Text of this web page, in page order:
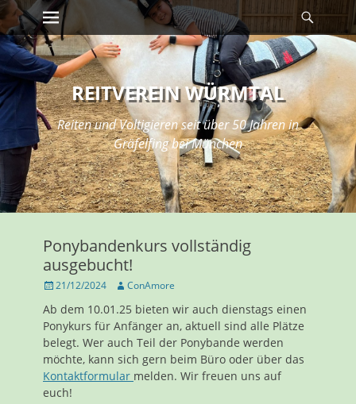
Zum
Inhalt:
Erstes Menü
REITVEREIN WÜRMTAL
Reiten und Voltigieren seit über 50 Jahren in
Gräfelfing bei München
Ponybandenkurs vollständig
ausgebucht!
Veröffentlicht
21/12/2024 AutorConAmore
Ab dem 10.01.25 bieten wir auch dienstags einen
Ponykurs für Anfänger an, aktuell sind alle Plätze
belegt. Wer auch Teil der Ponybande werden
möchte, kann sich gern beim Büro oder über das
Kontaktformular melden. Wir freuen uns auf
euch!